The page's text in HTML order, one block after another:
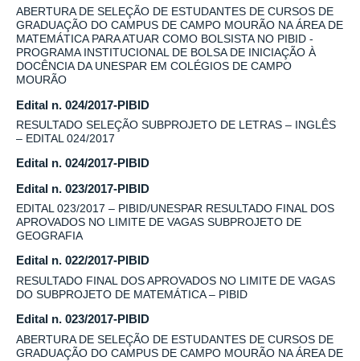
ABERTURA DE SELEÇÃO DE ESTUDANTES DE CURSOS DE
GRADUAÇÃO DO CAMPUS DE CAMPO MOURÃO NA ÁREA DE
MATEMÁTICA PARA ATUAR COMO BOLSISTA NO PIBID -
PROGRAMA INSTITUCIONAL DE BOLSA DE INICIAÇÃO À
DOCÊNCIA DA UNESPAR EM COLÉGIOS DE CAMPO
MOURÃO
Edital n. 024/2017-PIBID
RESULTADO SELEÇÃO SUBPROJETO DE LETRAS – INGLÊS
– EDITAL 024/2017
Edital n. 024/2017-PIBID
Edital n. 023/2017-PIBID
EDITAL 023/2017 – PIBID/UNESPAR RESULTADO FINAL DOS
APROVADOS NO LIMITE DE VAGAS SUBPROJETO DE
GEOGRAFIA
Edital n. 022/2017-PIBID
RESULTADO FINAL DOS APROVADOS NO LIMITE DE VAGAS
DO SUBPROJETO DE MATEMÁTICA – PIBID
Edital n. 023/2017-PIBID
ABERTURA DE SELEÇÃO DE ESTUDANTES DE CURSOS DE
GRADUAÇÃO DO CAMPUS DE CAMPO MOURÃO NA ÁREA DE